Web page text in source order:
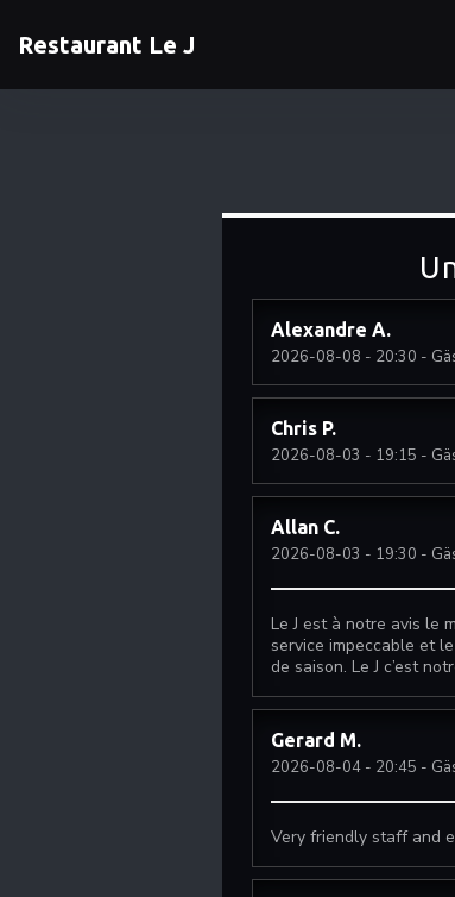
Restaurant Le J
Alexandre A
2026-08-08 - 20:30 -
Chris P
2026-08-03 - 19:15 -
Allan C
2026-08-03 - 19:30 -
Le J est à notre avis le
service impeccable et
de saison. Le J c’est
Gerard M
2026-08-04 - 20:45 -
Very friendly staff and